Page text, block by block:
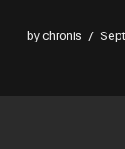
bychronis